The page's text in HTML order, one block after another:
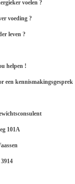
voelen ?
voeding ?
leven ?
helpen !
een kennismakingsgesprek
101A